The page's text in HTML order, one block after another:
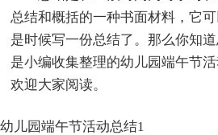
总结和概括的一种书面材料，它
是时候写一份总结了。那么你知
是小编收集整理的幼儿园端午节
欢迎大家阅读。
幼儿园端午节活动总结1